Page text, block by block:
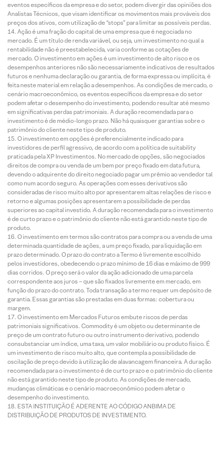
eventos específicos da empresa e do setor, podem divergir das opiniões dos
Analistas Técnicos, que visam identificar os movimentos mais prováveis dos
preços dos ativos, com utilização de “stops” para limitar as possíveis perdas.
Ação é uma fração do capital de uma empresa que é negociada no
mercado. É um título de renda variável, ou seja, um investimento no qual a
rentabilidade não é preestabelecida, varia conforme as cotações de
mercado. O investimento em ações é um investimento de alto risco e os
desempenhos anteriores não são necessariamente indicativos de resultados
futuros e nenhuma declaração ou garantia, de forma expressa ou implícita, é
feita neste material em relação a desempenhos. As condições de mercado, o
cenário macroeconômico, os eventos específicos da empresa e do setor
podem afetar o desempenho do investimento, podendo resultar até mesmo
em significativas perdas patrimoniais. A duração recomendada para o
investimento é de médio-longo prazo. Não há quaisquer garantias sobre o
patrimônio do cliente neste tipo de produto.
O investimento em opções é preferencialmente indicado para
investidores de perfil agressivo, de acordo com a política de suitability
praticada pela XP Investimentos. No mercado de opções, são negociados
direitos de compra ou venda de um bem por preço fixado em data futura,
devendo o adquirente do direito negociado pagar um prêmio ao vendedor tal
como num acordo seguro. As operações com esses derivativos são
consideradas de risco muito alto por apresentarem altas relações de risco e
retorno e algumas posições apresentarem a possibilidade de perdas
superiores ao capital investido. A duração recomendada para o investimento
é de curto prazo e o patrimônio do cliente não está garantido neste tipo de
produto.
O investimento em termos são contratos para compra ou a venda de uma
determinada quantidade de ações, a um preço fixado, para liquidação em
prazo determinado. O prazo do contrato a Termo é livremente escolhido
pelos investidores, obedecendo o prazo mínimo de 16 dias e máximo de 999
dias corridos. O preço será o valor da ação adicionado de uma parcela
correspondente aos juros – que são fixados livremente em mercado, em
função do prazo do contrato. Toda transação a termo requer um depósito de
garantia. Essas garantias são prestadas em duas formas: cobertura ou
margem.
O investimento em Mercados Futuros embute riscos de perdas
patrimoniais significativos. Commodity é um objeto ou determinante de
preço de um contrato futuro ou outro instrumento derivativo, podendo
consubstanciar um índice, uma taxa, um valor mobiliário ou produto físico. É
um investimento de risco muito alto, que contempla a possibilidade de
oscilação de preço devido à utilização de alavancagem financeira. A duração
recomendada para o investimento é de curto prazo e o patrimônio do cliente
não está garantido neste tipo de produto. As condições de mercado,
mudanças climáticas e o cenário macroeconômico podem afetar o
desempenho do investimento.
ESTA INSTITUIÇÃO É ADERENTE AO CÓDIGO ANBIMA DE
DISTRIBUIÇÃO DE PRODUTOS DE INVESTIMENTO.